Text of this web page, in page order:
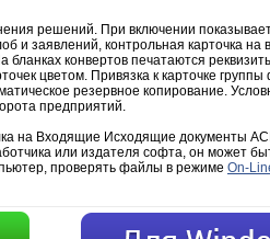
решений. При включении
и заявлений, контрольная карточка
конвертов печатаются
цветом. Привязка к карточке
резервное копирование.
предприятий.
на Входящие Исходящие документы
или издателя софта, он может
проверять файлы в режиме On-